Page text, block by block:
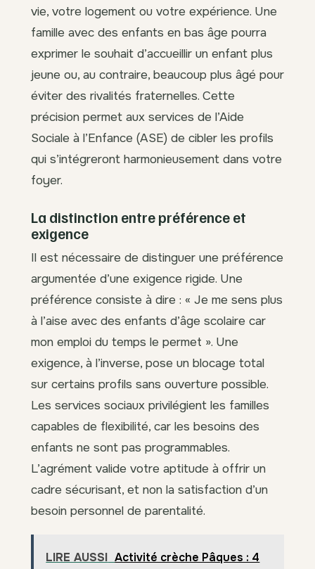
vie, votre logement ou votre expérience. Une
famille avec des enfants en bas âge pourra
exprimer le souhait d’accueillir un enfant plus
jeune ou, au contraire, beaucoup plus âgé pour
éviter des rivalités fraternelles. Cette
précision permet aux services de l’Aide
Sociale à l’Enfance (ASE) de cibler les profils
qui s’intégreront harmonieusement dans votre
foyer.
La distinction entre préférence et
exigence
Il est nécessaire de distinguer une préférence
argumentée d’une exigence rigide. Une
préférence consiste à dire : « Je me sens plus
à l’aise avec des enfants d’âge scolaire car
mon emploi du temps le permet ». Une
exigence, à l’inverse, pose un blocage total
sur certains profils sans ouverture possible.
Les services sociaux privilégient les familles
capables de flexibilité, car les besoins des
enfants ne sont pas programmables.
L’agrément valide votre aptitude à offrir un
cadre sécurisant, et non la satisfaction d’un
besoin personnel de parentalité.
LIRE AUSSI Activité crèche Pâques : 4